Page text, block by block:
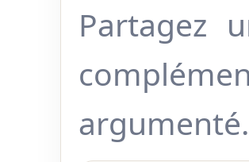
Partagez
argumenté.